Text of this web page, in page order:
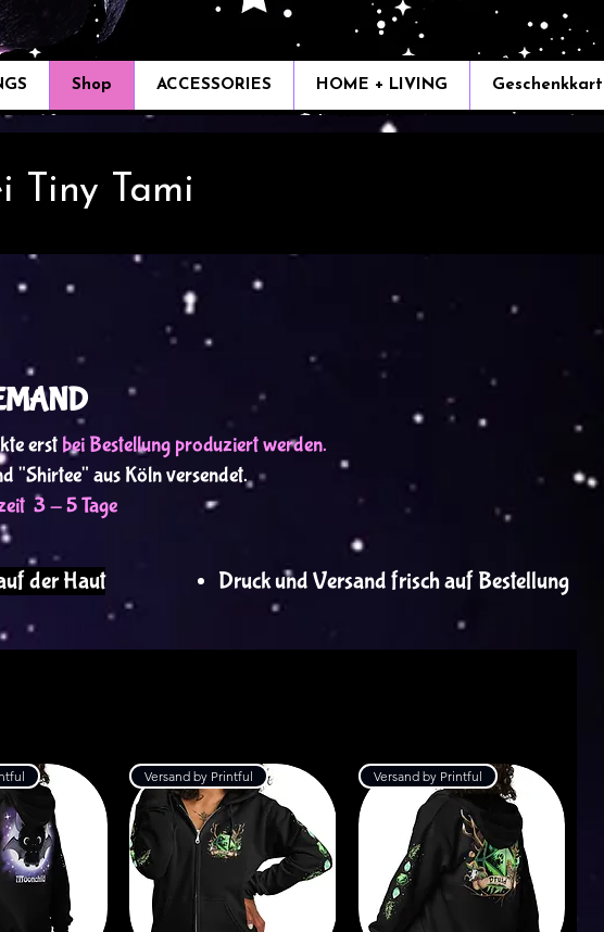
Shop ACCESSORIES HOME + LIVING
Tiny Tami
erst bei Bestellung produziert werden.
"Shirtee" aus Köln versendet.
3 - 5 Tage
der Haut Druck und Versand frisch auf Bestellung
Versand by Printful Versand by Printful